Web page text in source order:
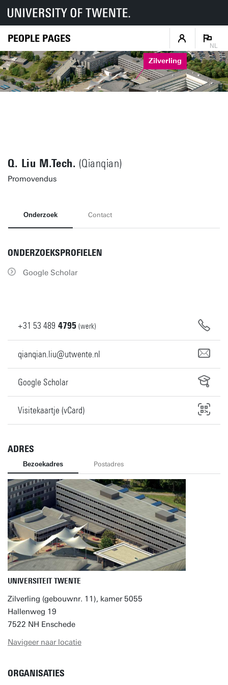
PEOPLE PAGES
NL
Zilverling
Q. Liu M.Tech. (Qianqian)
Promovendus
Onderzoek Contact
ONDERZOEKSPROFIELEN
Google Scholar
+31 53 489 4795 (werk)
qianqian.liu@utwente.nl
Google Scholar
Visitekaartje (vCard)
ADRES
Bezoekadres Postadres
UNIVERSITEIT TWENTE
Zilverling (gebouwnr. 11), kamer 5055
Hallenweg 19
7522 NH Enschede
Navigeer naar locatie
ORGANISATIES